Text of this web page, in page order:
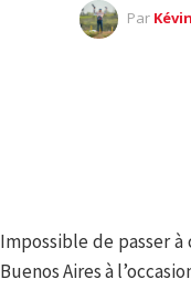
Par
Impossible de passer
Buenos Aires à